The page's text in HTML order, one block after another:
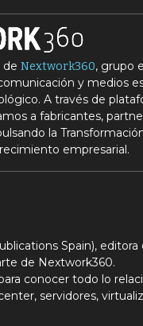
deNextwork360, grupo
y medios
A través de
a fabricantes,
la
empresarial.
Spain),
de Nextwork360.
conocer todo lo
servidores,